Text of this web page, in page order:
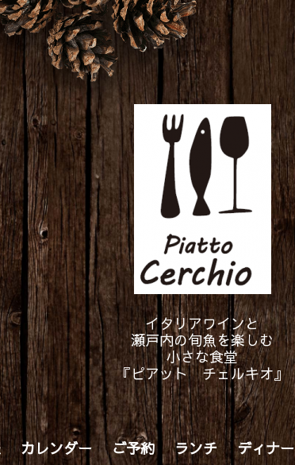
イタリアワインと
瀬戸内の旬魚を楽しむ
小さな食堂
『ピアット チェルキオ』
カレンダー ご予約 ランチ ディナー